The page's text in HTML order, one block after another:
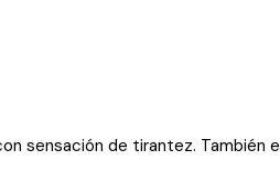
sensación de tirantez. También